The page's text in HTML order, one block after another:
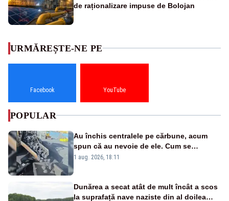
de raționalizare impuse de Bolojan
URMĂREȘTE-NE PE
Facebook YouTube
POPULAR
Au închis centralele pe cărbune, acum
spun că au nevoie de ele. Cum se
pasează vina în plină criză energetică
1 aug. 2026, 18:11
Dunărea a secat atât de mult încât a scos
la suprafață nave naziste din al doilea